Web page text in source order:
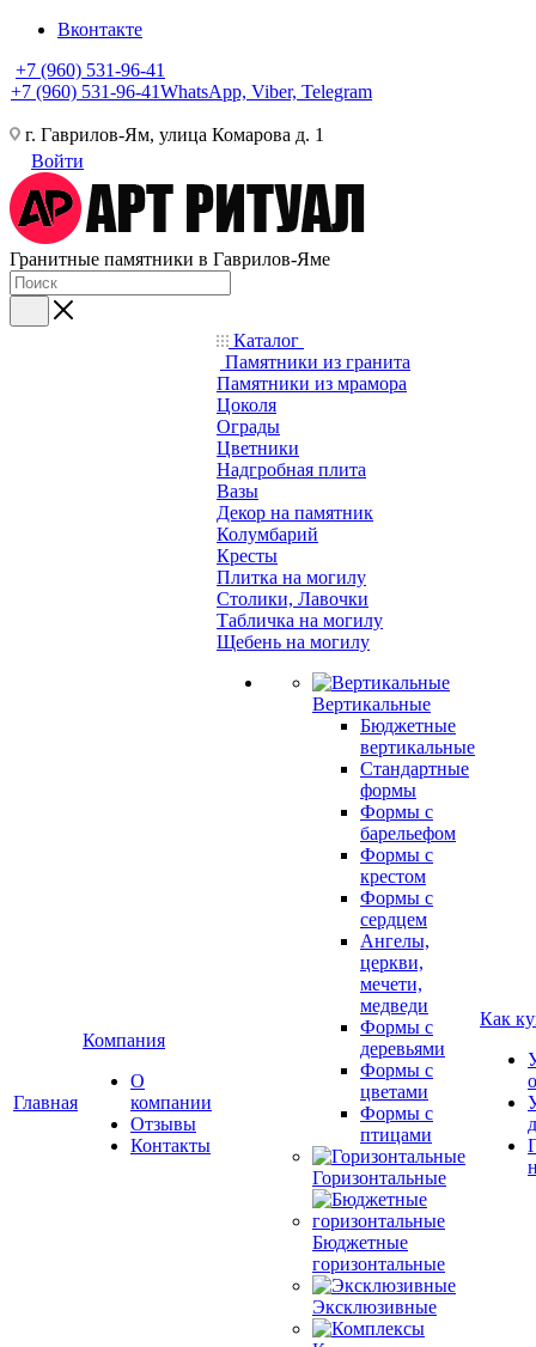
Вконтакте
+7 (960) 531-96-41
+7 (960) 531-96-41WhatsApp, Viber, Telegram
г. Гаврилов-Ям, улица Комарова д. 1
Войти
Гранитные памятники в Гаврилов-Яме
Главная
Компания
О
компании
Отзывы
Контакты
Каталог
Памятники из гранита
Памятники из мрамора
Цоколя
Ограды
Цветники
Надгробная плита
Вазы
Декор на памятник
Колумбарий
Кресты
Плитка на могилу
Столики, Лавочки
Табличка на могилу
Щебень на могилу
Вертикальные
Бюджетные
вертикальные
Стандартные
формы
Формы с
барельефом
Формы с
крестом
Формы с
сердцем
Ангелы,
церкви,
мечети,
медведи
Формы с
деревьями
Формы с
цветами
Формы с
птицами
Горизонтальные
Бюджетные
горизонтальные
Эксклюзивные
Как